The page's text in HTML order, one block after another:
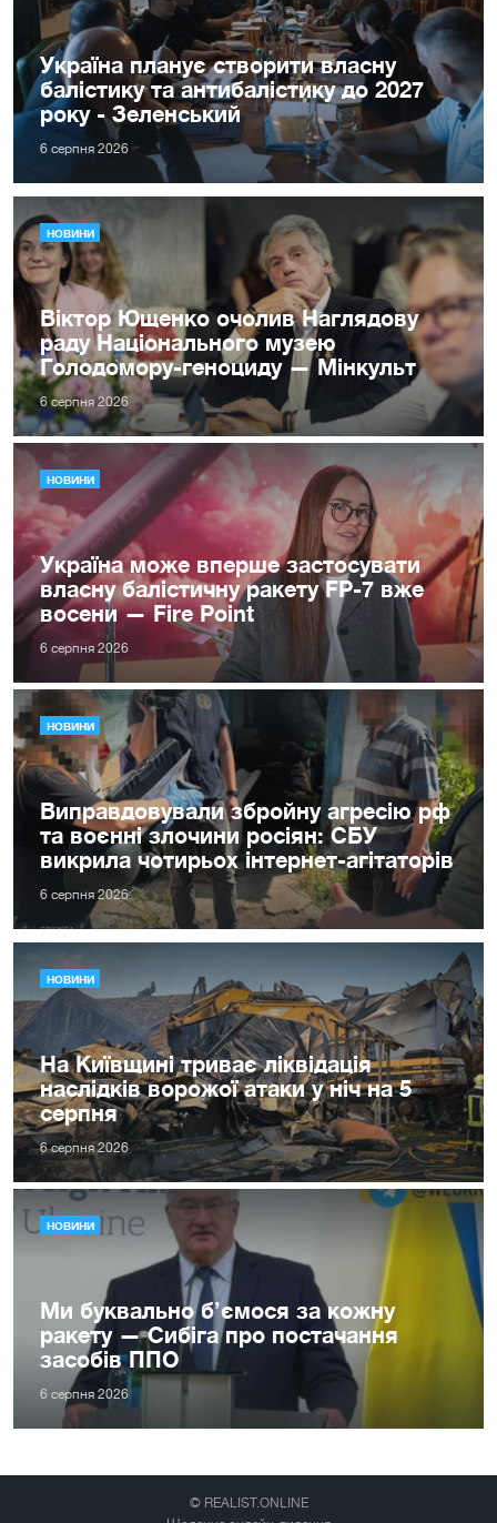
Україна планує створити власну
балістику та антибалістику до 2027
року - Зеленський
6 серпня 2026
НОВИНИ
Віктор Ющенко очолив Наглядову
раду Національного музею
Голодомору-геноциду — Мінкульт
6 серпня 2026
НОВИНИ
Україна може вперше застосувати
власну балістичну ракету FP-7 вже
восени — Fire Point
6 серпня 2026
НОВИНИ
Виправдовували збройну агресію рф
та воєнні злочини росіян: СБУ
викрила чотирьох інтернет-агітаторів
6 серпня 2026
НОВИНИ
На Київщині триває ліквідація
наслідків ворожої атаки у ніч на 5
серпня
6 серпня 2026
НОВИНИ
Ми буквально б’ємося за кожну
ракету — Сибіга про постачання
засобів ППО
6 серпня 2026
© REALIST.ONLINE